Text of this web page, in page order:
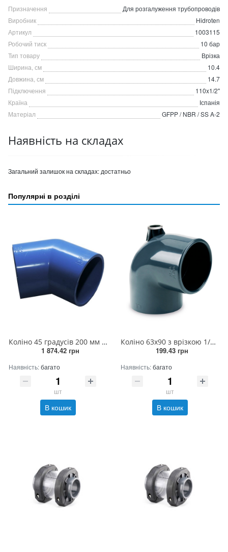
Призначення
Для розгалуження трубопроводів
Виробник
Hidroten
Артикул
1003115
Робочий тиск
10 бар
Тип товару
Врізка
Ширина, см
10.4
Довжина, см
14.7
Підключення
110x1/2"
Країна
Іспанія
Матеріал
GFPP / NBR / SS A-2
Наявність на складах
Загальний залишок на складах: достатньо
Популярні в розділі
Коліно 45 градусів 200 мм (2штук/ящик)
1 874.42 грн
Наявність:багато
шт
В кошик
Коліно 63х90 з врізкою 1/2 РВ прямо
199.43 грн
Наявність:багато
шт
В кошик